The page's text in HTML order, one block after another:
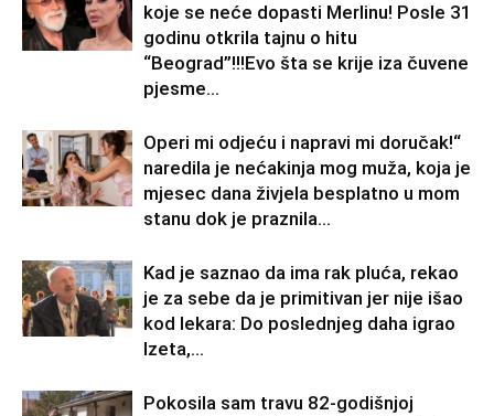
koje se neće dopasti Merlinu! Posle 31
godinu otkrila tajnu o hitu
“Beograd”!!!Evo šta se krije iza čuvene
pjesme...
Operi mi odjeću i napravi mi doručak!“
naredila je nećakinja mog muža, koja je
mjesec dana živjela besplatno u mom
stanu dok je praznila...
Kad je saznao da ima rak pluća, rekao
je za sebe da je primitivan jer nije išao
kod lekara: Do poslednjeg daha igrao
Izeta,...
Pokosila sam travu 82-godišnjoj